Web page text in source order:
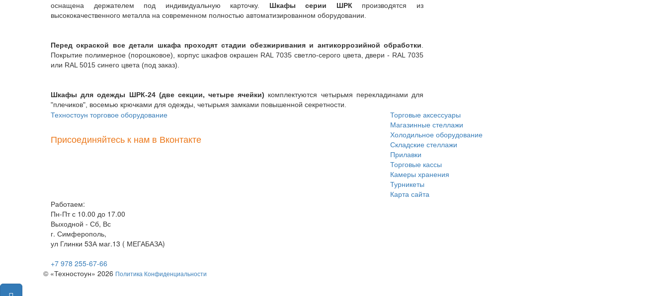
оснащена держателем под индивидуальную карточку. Шкафы серии ШРК производятся из
высококачественного металла на современном полностью автоматизированном оборудовании.
Перед окраской все детали шкафа проходят стадии обезжиривания и антикоррозийной обработки
Покрытие полимерное (порошковое), корпус шкафов окрашен RAL 7035 светло-серого цвета, двери - RAL 7035
или RAL 5015 синего цвета (под заказ).
Шкафы для одежды ШРК-24 (две секции, четыре ячейки) комплектуются четырьмя перекладинами для
"плечиков", восемью крючками для одежды, четырьмя замками повышенной секретности.
Техностоун торговое оборудование
Присоединяйтесь к нам в Вконтакте
Торговые аксессуары
Магазинные стеллажи
Холодильное оборудование
Складские стеллажи
Прилавки
Торговые кассы
Камеры хранения
Турникеты
Карта сайта
Работаем:
Пн-Пт с 10.00 до 17.00
Выходной - Сб, Вс
г. Симферополь,
ул Глинки 53А маг.13 ( МЕГАБАЗА)
+7 978 255-67-66
© «Техностоун» 2026 Политика Конфиденциальности